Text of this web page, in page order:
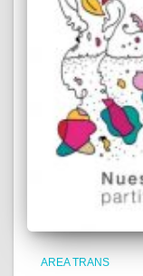
AREA TRANS